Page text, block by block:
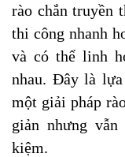
rào chắn truyền
thi công nhanh
và có thể linh
nhau. Đây là
một giải pháp
giản nhưng
kiệm.